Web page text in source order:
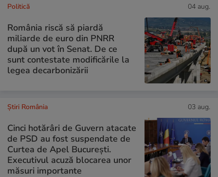
Politică 04 aug.
România riscă să piardă
miliarde de euro din PNRR
după un vot în Senat. De ce
sunt contestate modificările la
legea decarbonizării
Știri România 03 aug.
Cinci hotărâri de Guvern atacate
de PSD au fost suspendate de
Curtea de Apel București.
Executivul acuză blocarea unor
măsuri importante